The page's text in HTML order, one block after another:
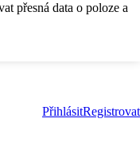
přesná data o poloze a
PřihlásitRegistrovat